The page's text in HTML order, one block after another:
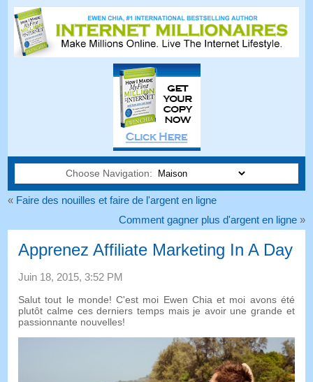
Choose Navigation:
« Faire des nouilles et faire de l'argent en ligne
Comment gagner plus d'argent en ligne»
Apprenez Affiliate Marketing In A Day
Juin 18, 2015, 3:52 PM
Salut tout le monde! C'est moi Ewen Chia et moi avons été
plutôt calme ces derniers temps mais je avoir une grande et
passionnante nouvelles!